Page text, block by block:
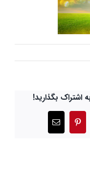
اشتراک بگذارید!
Pinterest